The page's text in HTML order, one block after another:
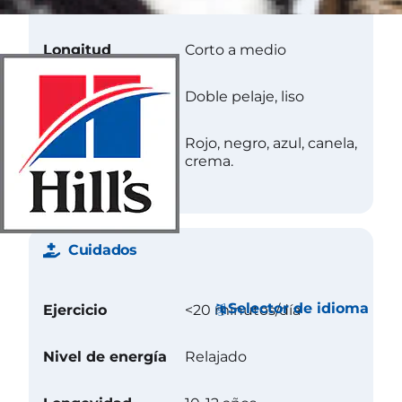
Selector de idioma
Longitud Corto a medio
Textura Doble pelaje, liso
Color
Rojo, negro, azul, canela,
crema.
Cuidados
Ejercicio <20 minutos/día
Nivel de energía Relajado